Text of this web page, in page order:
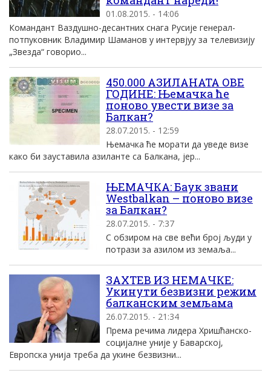
01.08.2015. - 14:06
Командант Ваздушно-десантних снага Русије генерал-
потпуковник Владимир Шаманов у интервјуу за телевизију
„Звезда“ говорио...
450.000 АЗИЛАНАТА ОВЕ
ГОДИНЕ: Њемачка ће
поново увести визе за
Балкан?
28.07.2015. - 12:59
Њемачка ће морати да уведе визе
како би зауставила азиланте са Балкана, јер...
ЊЕМАЧКА: Баук звани
Westbalkan – поново визе
за Балкан?
28.07.2015. - 7:37
С обзиром на све већи број људи у
потрази за азилом из земаља...
ЗАХТЕВ ИЗ НЕМАЧКЕ:
Укинути безвизни режим
балканским земљама
26.07.2015. - 21:34
Према речима лидера Хришћанско-
социјалне уније у Баварској,
Европска унија треба да укине безвизни...